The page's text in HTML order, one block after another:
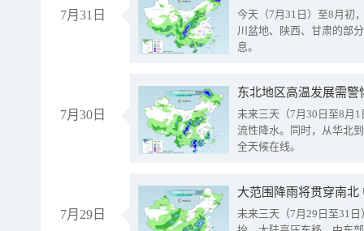
7月31日
今天（7月31日）至8月初
川盆地、陕西、甘肃的部
息。
7月30日
东北地区高温发展需
未来三天（7月30日至8月
流性降水。同时，从华北
全天候在线。
7月29日
大范围降雨将贯穿南
未来三天（7月29日至31